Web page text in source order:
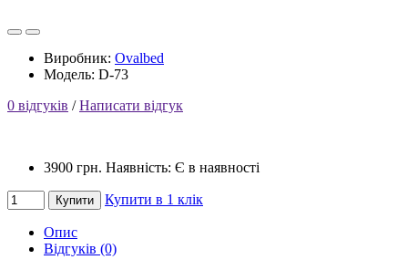
Виробник: Ovalbed
Модель: D-73
0 відгуків /Написати відгук
3900 грн. Наявність: Є в наявності
Купити Купити в 1 клік
Опис
Відгуків (0)